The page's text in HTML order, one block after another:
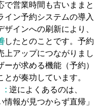
で営業時間も古いままと
イン予約システムの導入
インへの刷新により、
したとのことです。予約
上アップにつながりまし
が求める機能（予約）
が奏功しています。
: 逆によくあるのは、
情報が見つからず直帰」